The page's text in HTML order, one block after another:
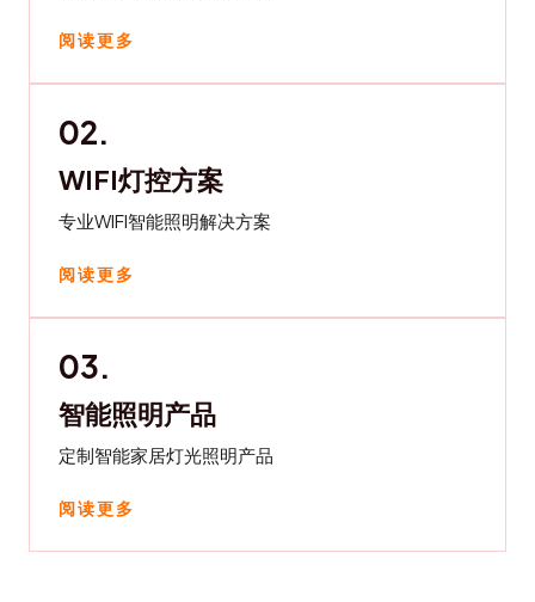
阅读更多
02.
WIFI灯控方案
专业WIFI智能照明解决方案
阅读更多
03.
智能照明产品
定制智能家居灯光照明产品
阅读更多